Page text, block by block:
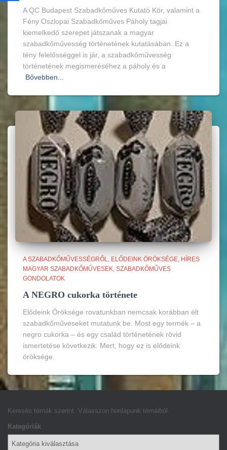
A QC Budapest Szabadkőműves Kutató Kör, valamint a
Fény Oszlopai Szabadkőműves Páholy tagjai
kiemelkedő szerepet játszanak a magyar
szabadkőművesség történetének kutatásában. Ez a
tény felelősséggel is jár, a szabadkőművesség
történetének megismeréséhez a páholy és a
Bővebben...
A SZABADKŐMŰVESSÉGRŐL ELŐDEINK ÖRÖKSÉGE HÍRES
MAGYAR SZABADKŐMŰVESEK SZABADKŐMŰVES
GONDOLATOK
A NEGRO cukorka története
Elődeink Öröksége rovatunkban nemcsak korábban élt
szabadkőműveseket mutatunk be. Most egy termék – a
negro cukorka – és egy család történetének rövid
ismertetése következik. Mert, hogy ez is elődeink
öröksége.
Keresés témák szerint. Válasszon honlapunk témáiból.
Kategóriák